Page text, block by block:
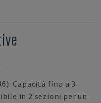
Capacità fino a 3
in 2 sezioni per un